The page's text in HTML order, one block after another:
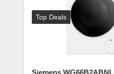
Top Deals
Siemens WG66B2ABNL